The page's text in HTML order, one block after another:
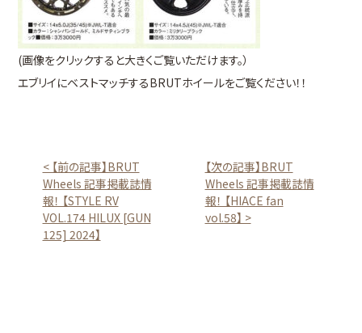
(画像をクリックすると大きくご覧いただけます。）
エブリイにベストマッチするBRUTホイールをご覧ください！！
< 【前の記事】BRUT
Wheels 記事掲載誌情
報！ 【STYLE RV
VOL.174 HILUX [GUN
125] 2024】
【次の記事】BRUT
Wheels 記事掲載誌情
報！ 【HIACE fan
vol.58】 >